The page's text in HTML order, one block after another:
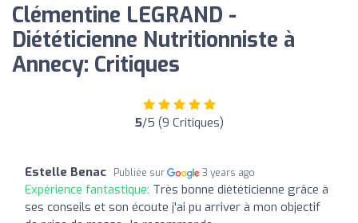
Clémentine LEGRAND -
Diététicienne Nutritionniste à
Annecy: Critiques
5/5 (9 Critiques)
Estelle Benac Publiée sur 3 years ago
Expérience fantastique: Très bonne diététicienne grâce à
ses conseils et son écoute j'ai pu arriver à mon objectif